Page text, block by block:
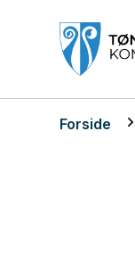
Du er her:
Forside